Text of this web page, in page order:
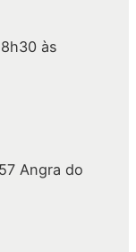
às
Angra do